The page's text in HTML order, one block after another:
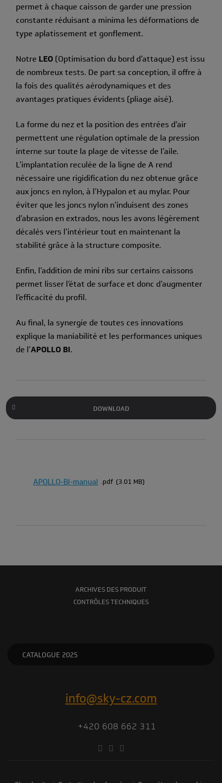
permet à chaque caisson de garder une pression
constante réduisant a minima les déformations de
type aplatissement et gonflement.
Notre LEO (Optimisation du bord d’attaque) est issu
de nombreux tests. De part sa conception, il offre à
la fois des qualités aérodynamiques et des
avantages pratiques évidents (pliage aisé).
La forme du nez et la position des entrées d’air
permettent une régulation optimale de la pression
interne sur toute la plage de vitesse de l’aile.
L’implantation reculée de la ligne de A rend
nécessaire une rigidification du nez obtenue grâce
aux joncs en nylon, à l’Hypalon et au mylar. Pour
éviter que les joncs nylon n’induisent des zones
d’abrasion en extrados, nous les avons légèrement
décalés vers l’intérieur tout en maintenant la
stabilité grâce à la structure composite.
Enfin, l’addition de mini ribs sur certains caissons
permet lisser l’état de surface et donc d’augmenter
l’efficacité du profil.
Au final, la synergie de toutes ces innovations
explique la maniabilité et les performances uniques
de l’APOLLO BI.
DOWNLOAD
APOLLO-BI-manual pdf 3.01 MB
ARCHIVES DES PRODUIT
CONTRÔLES TECHNIQUES
CATALOGUE 2025
info@sky-cz.com
+420 608 662 311